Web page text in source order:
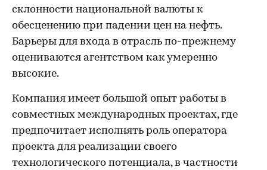
склонности национальной валюты к
обесценению при падении цен на нефть.
Барьеры для входа в отрасль по-прежнему
оцениваются агентством как умеренно
высокие.
Компания имеет большой опыт работы в
совместных международных проектах, где
предпочитает исполнять роль оператора
проекта для реализации своего
технологического потенциала, в частности